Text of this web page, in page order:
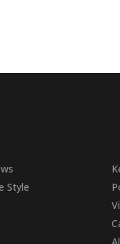
Style